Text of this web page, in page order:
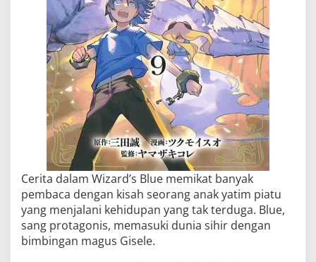
Cerita dalam Wizard’s Blue memikat banyak
pembaca dengan kisah seorang anak yatim piatu
yang menjalani kehidupan yang tak terduga. Blue,
sang protagonis, memasuki dunia sihir dengan
bimbingan magus Gisele.